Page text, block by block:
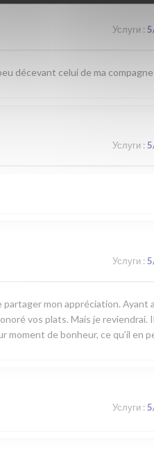
Услуги : 5
décevant celui de ma
Услуги : 5
Услуги : 5
partager mon appréciation.
vos plats. Mais je reviendrai.
moment de bonheur, ce qu’il en
Услуги : 5